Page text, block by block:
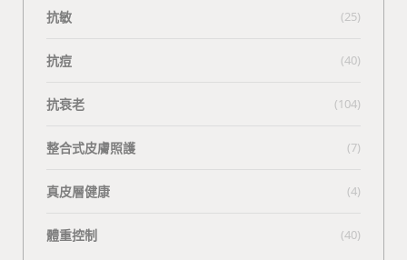
抗敏 (25)
抗痘 (40)
抗衰老 (104)
整合式皮膚照護 (7)
真皮層健康 (4)
體重控制 (40)